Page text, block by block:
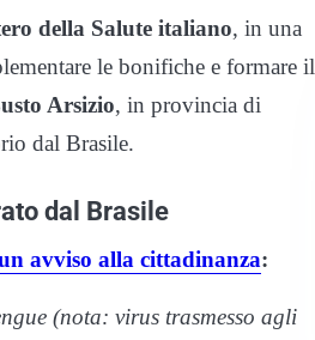
della Salute italiano, in una
le bonifiche e formare il
Arsizio, in provincia di
dal Brasile.
dal Brasile
avviso alla cittadinanza:
(nota: virus trasmesso agli